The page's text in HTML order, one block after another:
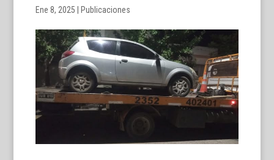
Ene 8, 2025 Publicaciones